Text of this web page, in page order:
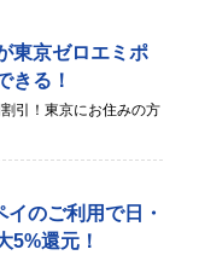
東京ゼロエミポ
きる！
引！東京にお住みの方
のご利用で日・
5%還元！